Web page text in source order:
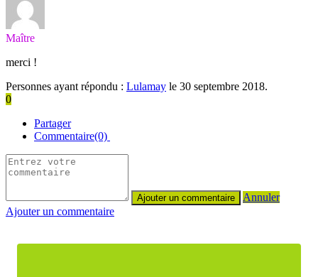
Maître
merci !
Personnes ayant répondu : Lulamay le 30 septembre 2018.
0
Partager
Commentaire(0)
Annuler
Ajouter un commentaire